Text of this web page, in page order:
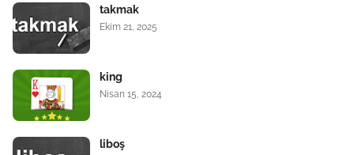
takmak
Ekim 21, 2025
king
Nisan 15, 2024
liboş